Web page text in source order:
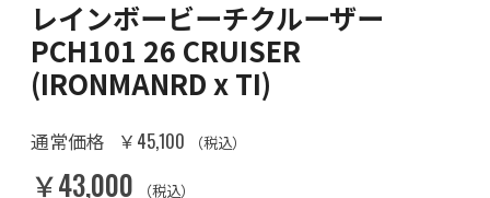
レインボービーチクルーザー
PCH101 26 CRUISER
(IRONMANRD x TI)
通常価格 ￥45,100 （税込）
￥43,000 （税込）